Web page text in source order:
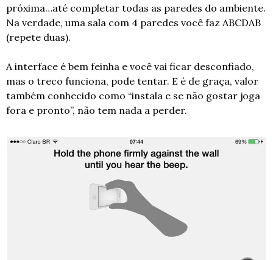
próxima…até completar todas as paredes do ambiente.
Na verdade, uma sala com 4 paredes você faz ABCDAB
(repete duas).
A interface é bem feinha e você vai ficar desconfiado,
mas o treco funciona, pode tentar. E é de graça, valor
também conhecido como “instala e se não gostar joga
fora e pronto”, não tem nada a perder.